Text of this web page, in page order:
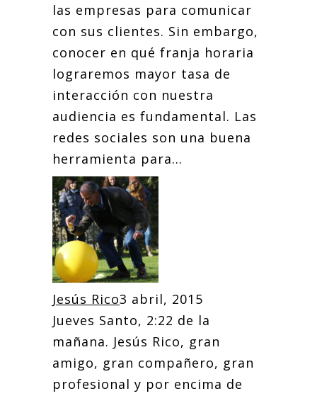
las empresas para comunicar
con sus clientes. Sin embargo,
conocer en qué franja horaria
lograremos mayor tasa de
interacción con nuestra
audiencia es fundamental. Las
redes sociales son una buena
herramienta para...
Jesús Rico3 abril, 2015
Jueves Santo, 2:22 de la
mañana. Jesús Rico, gran
amigo, gran compañero, gran
profesional y por encima de